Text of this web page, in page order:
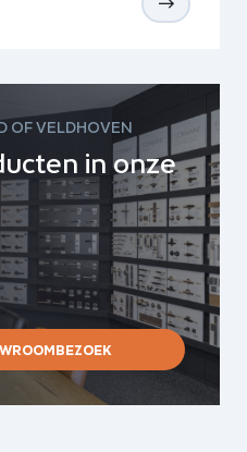
OF VELDHOVEN
in onze